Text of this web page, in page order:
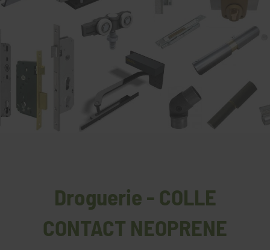
Droguerie - COLLE
CONTACT NEOPRENE